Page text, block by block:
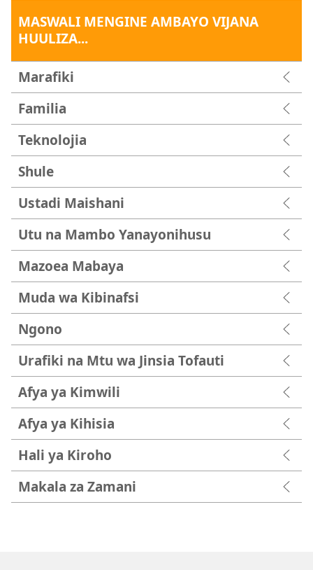
MASWALI MENGINE AMBAYO VIJANA
HUULIZA...
Marafiki
Familia
Teknolojia
Shule
Ustadi Maishani
Utu na Mambo Yanayonihusu
Mazoea Mabaya
Muda wa Kibinafsi
Ngono
Urafiki na Mtu wa Jinsia Tofauti
Afya ya Kimwili
Afya ya Kihisia
Hali ya Kiroho
Makala za Zamani